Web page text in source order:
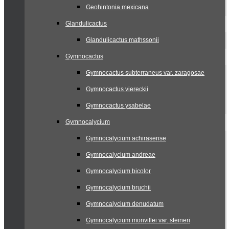
Geohintonia mexicana
Glandulicactus
Glandulicactus mathssonii
Gymnocactus
Gymnocactus subterraneus var. zaragosae
Gymnocactus viereckii
Gymnocactus ysabelae
Gymnocalycium
Gymnocalycium achirasense
Gymnocalycium andreae
Gymnocalycium bicolor
Gymnocalycium bruchii
Gymnocalycium denudatum
Gymnocalycium monvillei var. steineri